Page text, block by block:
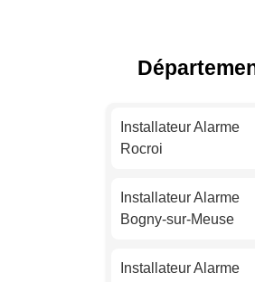
Installateur Alarme
Nantes
Strasbourg
Montpellier
Installateur Alarme
Rocroi
Installateur Alarme
Bogny-sur-Meuse
Installateur Alarme